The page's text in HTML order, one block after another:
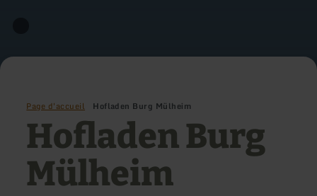
Page d'accueil Hofladen Burg Mülheim
Hofladen Burg
Mülheim